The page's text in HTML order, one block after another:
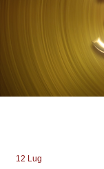
12 Lug